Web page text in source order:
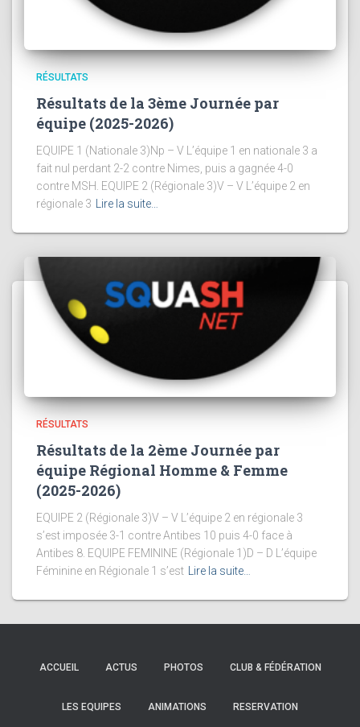
RÉSULTATS
Résultats de la 3ème Journée par
équipe (2025-2026)
EQUIPE 1 (Nationale 3)Np – V L’équipe 1 en nationale 3 a
fait nul perdant 2-2 contre Nimes, puis a gagnée 4-0
contre MSH. EQUIPE 2 (Régionale 3)V – V L’équipe 2 en
régionale 3 Lire la suite…
RÉSULTATS
Résultats de la 2ème Journée par
équipe Régional Homme & Femme
(2025-2026)
EQUIPE 2 (Régionale 3)V – V L’équipe 2 en régionale 3
s’est imposée 3-1 contre Antibes 10 puis 4-0 face à
Antibes 8. EQUIPE FEMININE (Régionale 1)D – D L’équipe
Féminine en Régionale 1 s’est Lire la suite…
ACCUEIL ACTUS PHOTOS CLUB & FÉDÉRATION
LES EQUIPES ANIMATIONS RESERVATION